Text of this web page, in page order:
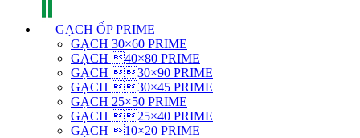
GẠCH ỐP PRIME
GẠCH 30×60 PRIME
GẠCH 40×80 PRIME
GẠCH 30×90 PRIME
GẠCH 30×45 PRIME
GẠCH 25×50 PRIME
GẠCH 25×40 PRIME
GẠCH 10×20 PRIME